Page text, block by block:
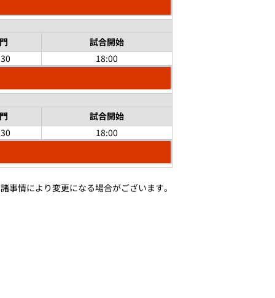
試合開始
18:00
試合開始
18:00
事情により変更になる場合がございます。